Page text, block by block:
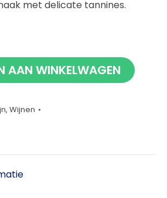
met delicate tannines.
AAN WINKELWAGEN
, Wijnen